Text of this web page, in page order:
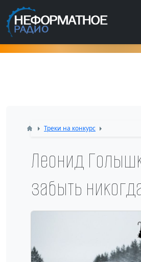
Как попасть в
Треки на конкурс
Леонид
забыть